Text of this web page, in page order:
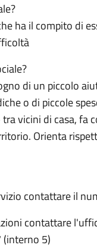
ha il compito di
di un piccolo
o di piccole
vicini di casa, fa
Orienta
contattare il
contattare
5)